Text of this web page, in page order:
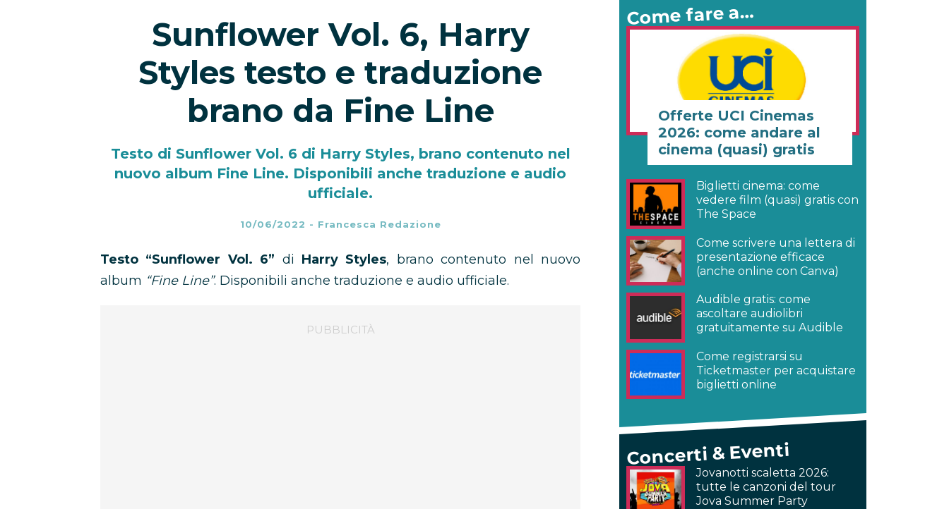
Sunflower Vol. 6, Harry
Styles testo e traduzione
brano da Fine Line
Testo di Sunflower Vol. 6 di Harry Styles, brano contenuto nel
nuovo album Fine Line. Disponibili anche traduzione e audio
ufficiale.
10/06/2022 - Francesca Redazione
Testo “Sunflower Vol. 6” di Harry Styles, brano contenuto nel nuovo
album “Fine Line”. Disponibili anche traduzione e audio ufficiale.
Come fare a…
Offerte UCI Cinemas
2026: come andare al
cinema (quasi) gratis
Biglietti cinema: come
vedere film (quasi) gratis con
The Space
Come scrivere una lettera di
presentazione efficace
(anche online con Canva)
Audible gratis: come
ascoltare audiolibri
gratuitamente su Audible
Come registrarsi su
Ticketmaster per acquistare
biglietti online
Concerti & Eventi
Jovanotti scaletta 2026:
tutte le canzoni del tour
Jova Summer Party